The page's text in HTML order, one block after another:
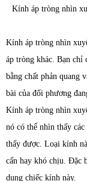
Kính áp tròng nhìn
Kính áp tròng nhìn
áp tròng khác. Bạn chỉ
bằng chất phản quang
bài của đối phương
Kính áp tròng nhìn
nó có thể nhìn thấy
thấy được. Loại kính
cấn hay khó chịu. Đặc
dụng chiếc kính này.